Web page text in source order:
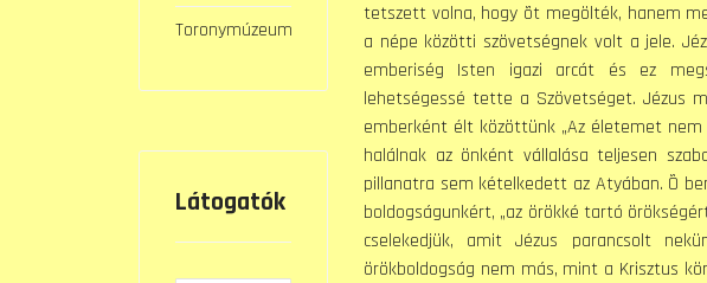
Toronymúzeum
Látogatók
tetszett volna, hogy õt megölték, hanem
a népe közötti szövetségnek volt a jele.
emberiség Isten igazi arcát és ez
lehetségessé tette a Szövetséget. Jézus
emberként élt közöttünk „Az életemet
halálnak az önként vállalása teljesen
pillanatra sem kételkedett az Atyában. Õ
boldogságunkért, „az örökké tartó
cselekedjük, amit Jézus parancsolt
örökboldogság nem más, mint a Krisztus